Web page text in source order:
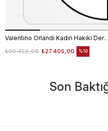
Valentino Orlandi Kadın Hakiki
₺27.405,00
₺30.450,00 %10
Son